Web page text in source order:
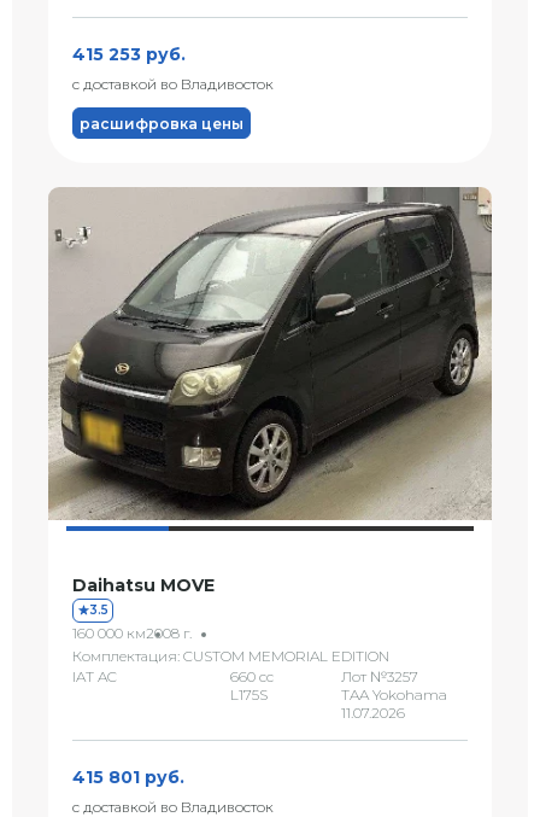
415 253 руб.
с доставкой во Владивосток
расшифровка цены
Daihatsu MOVE
3.5
160 000 км2008 г.
Комплектация: CUSTOM MEMORIAL EDITION
IAT AC
660 сс
L175S
Лот №3257
TAA Yokohama
11.07.2026
415 801 руб.
с доставкой во Владивосток